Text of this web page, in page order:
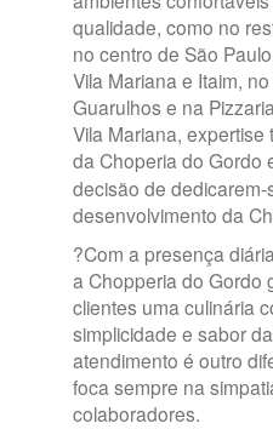
qualidade, como no
no centro de São
Vila Mariana e Itaim,
Guarulhos e na
Vila Mariana,
da Choperia do Gordo
decisão de
desenvolvimento da
?Com a presença
a Chopperia do Gordo
clientes uma culinária
simplicidade e sabor
atendimento é outro
foca sempre na
colaboradores.